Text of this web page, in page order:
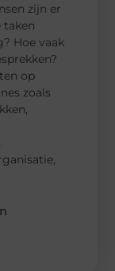
zijn er
taken
Hoe vaak
op
zoals